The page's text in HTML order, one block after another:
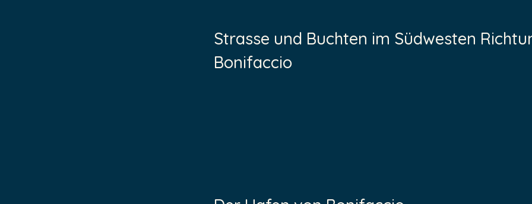
Strasse und Buchten im Südwesten
Bonifaccio